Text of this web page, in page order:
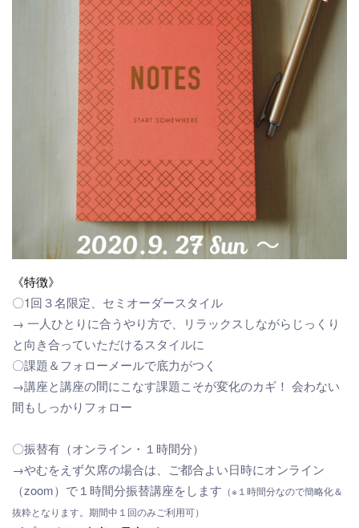
《特徴》
〇1回３名限定、セミオーダースタイル
→ 一人ひとりに合うやり方で、リラックスしながらじっくり
と向き合っていただけるスタイルに
〇課題＆フォローメールで底力がつく
→講座と講座の間にこなす課題こそが変化のカギ！ 会わない
間もしっかりフォロー
〇振替有（オンライン・１時間分）
→やむをえず欠席の場合は、ご都合よい日時にオンライン
（zoom）で１時間分振替講座をします （※１時間分なので簡略化＆
抜粋となります。期間中１回のみご利用可）